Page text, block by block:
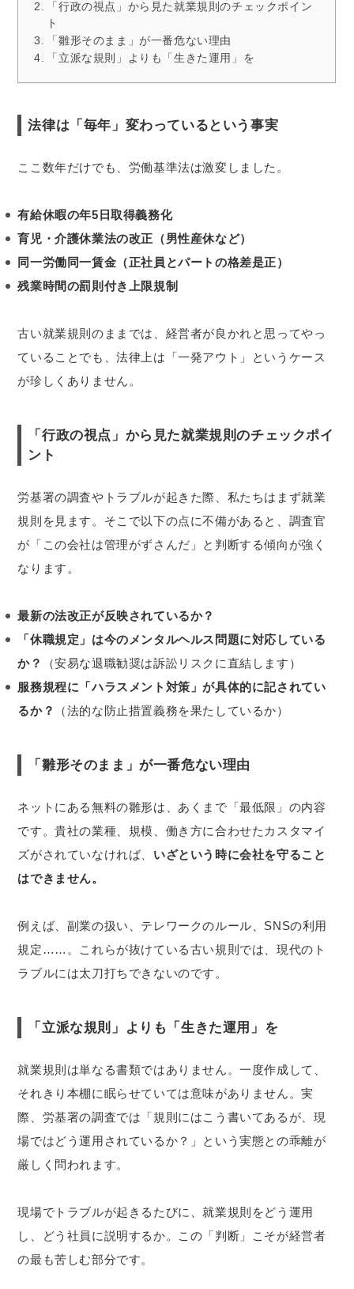
「行政の視点」から見た就業規則のチェックポイン
ト
「雛形そのまま」が一番危ない理由
「立派な規則」よりも「生きた運用」を
法律は「毎年」変わっているという事実
ここ数年だけでも、労働基準法は激変しました。
有給休暇の年5日取得義務化
育児・介護休業法の改正（男性産休など）
同一労働同一賃金（正社員とパートの格差是正）
残業時間の罰則付き上限規制
古い就業規則のままでは、経営者が良かれと思ってやっ
ていることでも、法律上は「一発アウト」というケース
が珍しくありません。
「行政の視点」から見た就業規則のチェックポイ
ント
労基署の調査やトラブルが起きた際、私たちはまず就業
規則を見ます。そこで以下の点に不備があると、調査官
が「この会社は管理がずさんだ」と判断する傾向が強く
なります。
最新の法改正が反映されているか？
「休職規定」は今のメンタルヘルス問題に対応している
か？
（安易な退職勧奨は訴訟リスクに直結します）
服務規程に「ハラスメント対策」が具体的に記されてい
るか？
（法的な防止措置義務を果たしているか）
「雛形そのまま」が一番危ない理由
ネットにある無料の雛形は、あくまで「最低限」の内容
です。貴社の業種、規模、働き方に合わせたカスタマイ
ズがされていなければ、 いざという時に会社を守ること
はできません。
例えば、副業の扱い、テレワークのルール、SNSの利用
規定……。これらが抜けている古い規則では、現代のト
ラブルには太刀打ちできないのです。
「立派な規則」よりも「生きた運用」を
就業規則は単なる書類ではありません。一度作成して、
それきり本棚に眠らせていては意味がありません。実
際、労基署の調査では「規則にはこう書いてあるが、現
場ではどう運用されているか？」という実態との乖離が
厳しく問われます。
現場でトラブルが起きるたびに、就業規則をどう運用
し、どう社員に説明するか。この「判断」こそが経営者
の最も苦しむ部分です。